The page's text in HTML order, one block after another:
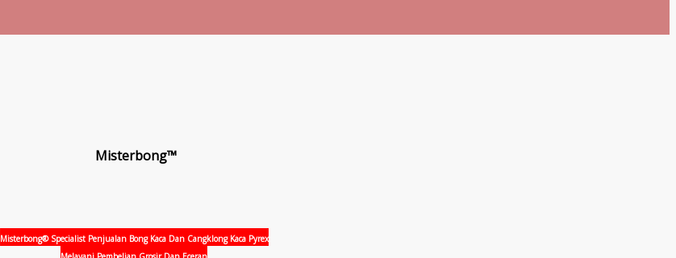
Misterbong™
Misterbong® Specialist Penjualan Bong Kaca Dan Cangklong Kaca Pyrex